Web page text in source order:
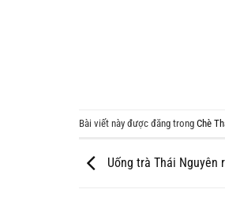
Bài viết này được đăng trong Chè
Uống trà Thái Nguyên